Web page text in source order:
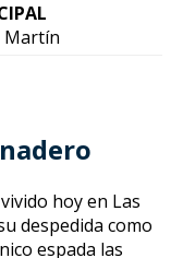
Martín
hoy en Las
despedida como
espada las